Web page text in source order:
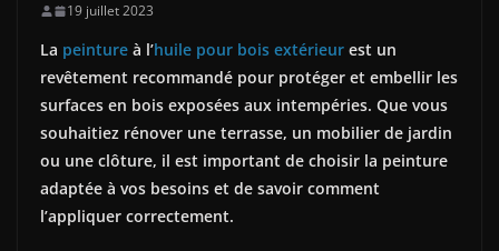
19 juillet 2023
La peinture à l’huile pour bois extérieur est un
revêtement recommandé pour protéger et embellir les
surfaces en bois exposées aux intempéries. Que vous
souhaitiez rénover une terrasse, un mobilier de jardin
ou une clôture, il est important de choisir la peinture
adaptée à vos besoins et de savoir comment
l’appliquer correctement.